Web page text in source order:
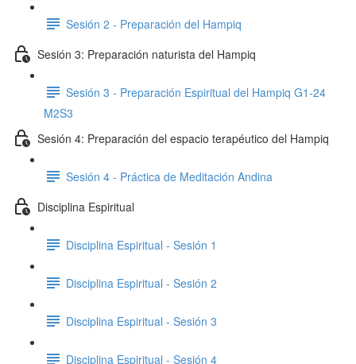
Sesión 2 - Preparación del Hampiq
Sesión 3: Preparación naturista del Hampiq
Sesión 3 - Preparación Espiritual del Hampiq G1-24
M2S3
Sesión 4: Preparación del espacio terapéutico del Hampiq
Sesión 4 - Práctica de Meditación Andina
Disciplina Espiritual
Disciplina Espiritual - Sesión 1
Disciplina Espiritual - Sesión 2
Disciplina Espiritual - Sesión 3
Disciplina Espiritual - Sesión 4